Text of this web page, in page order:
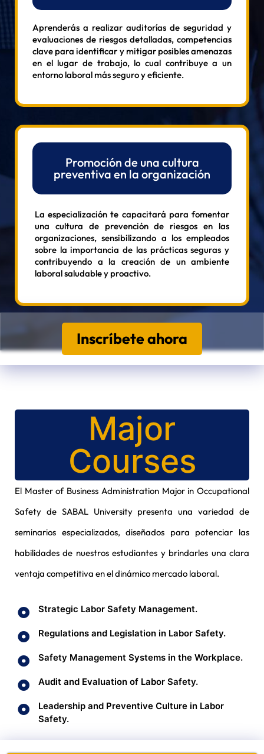
Aprenderás a realizar auditorías de seguridad y
evaluaciones de riesgos detalladas, competencias
clave para identificar y mitigar posibles amenazas
en el lugar de trabajo, lo cual contribuye a un
entorno laboral más seguro y eficiente.
Promoción de una cultura
preventiva en la organización
La especialización te capacitará para fomentar
una cultura de prevención de riesgos en las
organizaciones, sensibilizando a los empleados
sobre la importancia de las prácticas seguras y
contribuyendo a la creación de un ambiente
laboral saludable y proactivo.
Inscríbete ahora
Major
Courses
El Master of Business Administration Major in Occupational
Safety de SABAL University presenta una variedad de
seminarios especializados, diseñados para potenciar las
habilidades de nuestros estudiantes y brindarles una clara
ventaja competitiva en el dinámico mercado laboral.
Strategic Labor Safety Management.
Regulations and Legislation in Labor Safety.
Safety Management Systems in the Workplace.
Audit and Evaluation of Labor Safety.
Leadership and Preventive Culture in Labor
Safety.